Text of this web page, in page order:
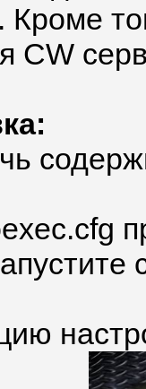
Кроме
CW